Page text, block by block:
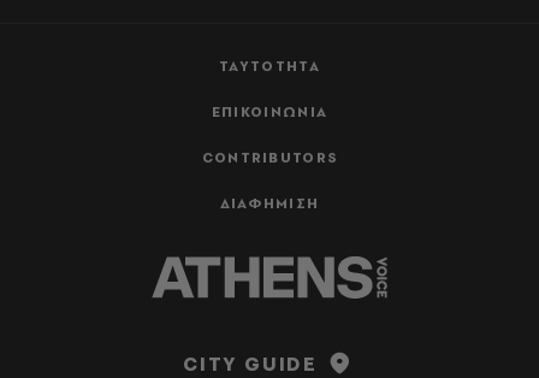
ΤΑΥΤΟΤΗΤΑ
ΕΠΙΚΟΙΝΩΝΙΑ
CONTRIBUTORS
ΔΙΑΦΗΜΙΣΗ
CITY GUIDE